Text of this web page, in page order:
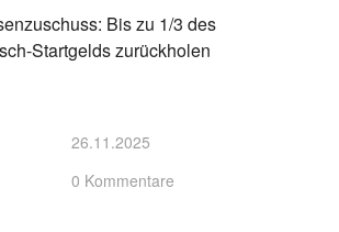
Bis zu 1/3 des
Startgelds zurückholen
26.11.2025
0 Kommentare